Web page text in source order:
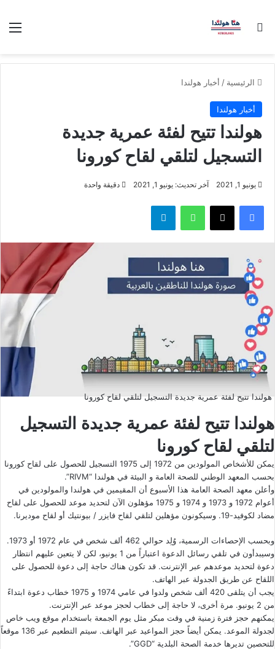
بحث عن
الرئيسية / أخبار هولندا
أخبار هولندا
هولندا تتيح لفئة عمرية جديدة
التسجيل لتلقي لقاح كورونا
يونيو 1, 2021 آخر تحديث: يونيو 1, 2021 دقيقة واحدة
فيسبوك ‫X واتساب تيلقرام
هولندا تتيح لفئة عمرية جديدة التسجيل لتلقي لقاح كورونا
هولندا تتيح لفئة عمرية جديدة التسجيل
لتلقي لقاح كورونا
يمكن للأشخاص المولودين من 1972 إلى 1975 التسجيل للحصول على لقاح كورونا
بحسب المعهد الوطني للصحة العامة و البيئة في هولندا “RIVM”.
وأعلن معهد الصحة العامة هذا الأسبوع أن المقيمين في هولندا والمولودين في
أعوام 1972 و 1973 و 1974 و 1975 مؤهلون الآن لتحديد موعد للحصول على لقاح
مضاد لكوفيد-19. وسيكونون مؤهلين لتلقي لقاح فايزر / بيونتيك أو لقاح موديرنا.
وبحسب الإحصاءات الرسمية، وُلِد حوالي 462 ألف شخص في عام 1972 أو 1973.
وسيبدأون في تلقي رسائل الدعوة اعتباراً من 1 يونيو، لكن لا يتعين عليهم انتظار
دعوة لتحديد موعدهم عبر الإنترنت. قد تكون هناك حاجة إلى دعوة للحصول على
اللقاح عن طريق الجدولة عبر الهاتف.
يجب أن يتلقى 420 ألف شخص ولدوا في عامي 1974 و 1975 خطاب دعوة ابتداءً
من 2 يونيو. مرة أخرى، لا حاجة إلى خطاب لحجز موعد عبر الإنترنت.
يمكنهم حجز فترة زمنية في وقت مبكر مثل يوم الجمعة باستخدام موقع ويب خاص
لجدولة الموعد. يمكن أيضاً حجز المواعيد عبر الهاتف. سيتم التطعيم عبر 136 موقعاً
للتحصين تديرها خدمة الصحة البلدية “GGD”.